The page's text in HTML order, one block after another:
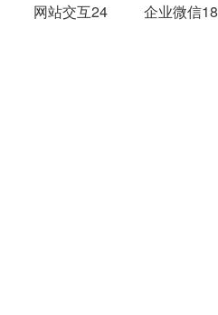
网站交互24 企业微信18